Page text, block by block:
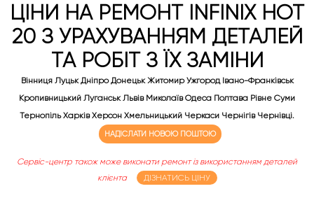
ЦІНИ НА РЕМОНТ INFINIX HOT
20 З УРАХУВАННЯМ ДЕТАЛЕЙ
ТА РОБІТ З ЇХ ЗАМІНИ
Вінниця Луцьк Дніпро Донецьк Житомир Ужгород Івано-Франківськ
Кропивницький Луганськ Львів Миколаїв Одеса Полтава Рівне Суми
Тернопіль Харків Херсон Хмельницький Черкаси Чернігів Чернівці.
НАДІСЛАТИ НОВОЮ ПОШТОЮ
Сервіс-центр також може виконати ремонт із використанням деталей
клієнта
ДІЗНАТИСЬ ЦІНУ